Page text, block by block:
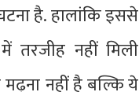
है. हालांकि इससे
नहीं मिली
नहीं है बल्कि ये